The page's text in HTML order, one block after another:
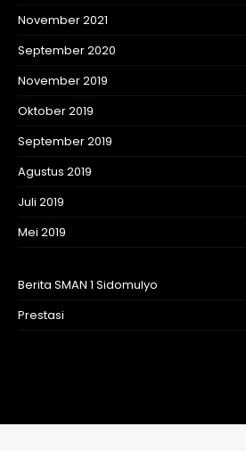
November 2021
September 2020
November 2019
Oktober 2019
September 2019
Agustus 2019
Juli 2019
Mei 2019
Berita SMAN 1 Sidomulyo
Prestasi